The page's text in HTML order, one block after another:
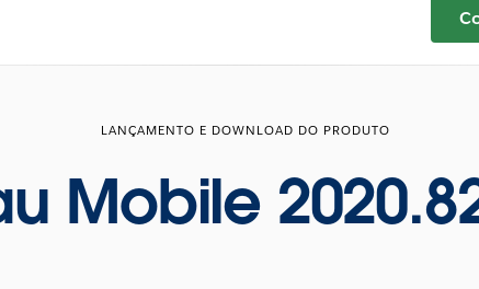
LANÇAMENTO E DOWNLOAD DO PRODUTO
Mobile